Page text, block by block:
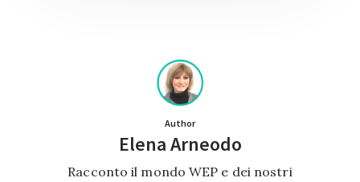
Author
Elena Arneodo
Racconto il mondo WEP e dei nostri